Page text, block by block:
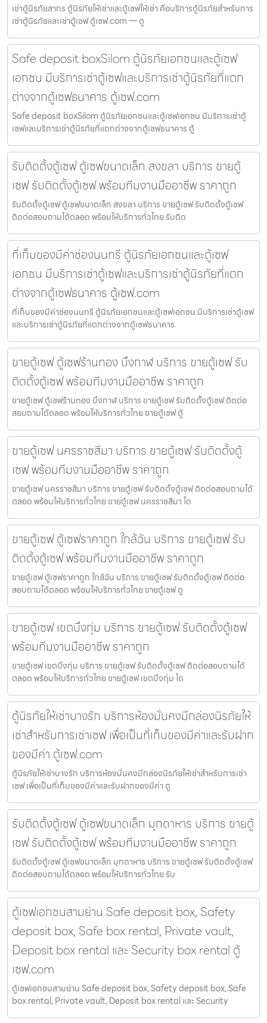
เช่าตู้นิรภัยสาทร ตู้นิรภัยให้เช่าและตู้เซฟให้เช่า คือบริการตู้นิรภัยสำหรับการ
เช่าตู้นิรภัยและเช่าตู้เซฟ ตู้เซฟ.com — ตู
Safe deposit boxSilom ตู้นิรภัยเอกชนและตู้เซฟ
เอกชน มีบริการเช่าตู้เซฟและบริการเช่าตู้นิรภัยที่แตก
ต่างจากตู้เซฟธนาคาร ตู้เซฟ.com
Safe deposit boxSilom ตู้นิรภัยเอกชนและตู้เซฟเอกชน มีบริการเช่าตู้
เซฟและบริการเช่าตู้นิรภัยที่แตกต่างจากตู้เซฟธนาคาร ตู้
รับติดตั้งตู้เซฟ ตู้เซฟขนาดเล็ก สงขลา บริการ ขายตู้
เซฟ รับติดตั้งตู้เซฟ พร้อมทีมงานมืออาชีพ ราคาถูก
รับติดตั้งตู้เซฟ ตู้เซฟขนาดเล็ก สงขลา บริการ ขายตู้เซฟ รับติดตั้งตู้เซฟ
ติดต่อสอบถามได้ตลอด พร้อมให้บริการทั่วไทย รับติด
ที่เก็บของมีค่าช่องนนทรี ตู้นิรภัยเอกชนและตู้เซฟ
เอกชน มีบริการเช่าตู้เซฟและบริการเช่าตู้นิรภัยที่แตก
ต่างจากตู้เซฟธนาคาร ตู้เซฟ.com
ที่เก็บของมีค่าช่องนนทรี ตู้นิรภัยเอกชนและตู้เซฟเอกชน มีบริการเช่าตู้เซฟ
และบริการเช่าตู้นิรภัยที่แตกต่างจากตู้เซฟธนาคาร
ขายตู้เซฟ ตู้เซฟร้านทอง บึงกาฬ บริการ ขายตู้เซฟ รับ
ติดตั้งตู้เซฟ พร้อมทีมงานมืออาชีพ ราคาถูก
ขายตู้เซฟ ตู้เซฟร้านทอง บึงกาฬ บริการ ขายตู้เซฟ รับติดตั้งตู้เซฟ ติดต่อ
สอบถามได้ตลอด พร้อมให้บริการทั่วไทย ขายตู้เซฟ ตู้
ขายตู้เซฟ นครราชสีมา บริการ ขายตู้เซฟ รับติดตั้งตู้
เซฟ พร้อมทีมงานมืออาชีพ ราคาถูก
ขายตู้เซฟ นครราชสีมา บริการ ขายตู้เซฟ รับติดตั้งตู้เซฟ ติดต่อสอบถามได้
ตลอด พร้อมให้บริการทั่วไทย ขายตู้เซฟ นครราชสีมา โด
ขายตู้เซฟ ตู้เซฟราคาถูก ใกล้ฉัน บริการ ขายตู้เซฟ รับ
ติดตั้งตู้เซฟ พร้อมทีมงานมืออาชีพ ราคาถูก
ขายตู้เซฟ ตู้เซฟราคาถูก ใกล้ฉัน บริการ ขายตู้เซฟ รับติดตั้งตู้เซฟ ติดต่อ
สอบถามได้ตลอด พร้อมให้บริการทั่วไทย ขายตู้เซฟ ตู
ขายตู้เซฟ เขตบึงกุ่ม บริการ ขายตู้เซฟ รับติดตั้งตู้เซฟ
พร้อมทีมงานมืออาชีพ ราคาถูก
ขายตู้เซฟ เขตบึงกุ่ม บริการ ขายตู้เซฟ รับติดตั้งตู้เซฟ ติดต่อสอบถามได้
ตลอด พร้อมให้บริการทั่วไทย ขายตู้เซฟ เขตบึงกุ่ม โด
ตู้นิรภัยให้เช่าบางรัก บริการห้องมั่นคงมีกล่องนิรภัยให้
เช่าสำหรับการเช่าเซฟ เพื่อเป็นที่เก็บของมีค่าและรับฝาก
ของมีค่า ตู้เซฟ.com
ตู้นิรภัยให้เช่าบางรัก บริการห้องมั่นคงมีกล่องนิรภัยให้เช่าสำหรับการเช่า
เซฟ เพื่อเป็นที่เก็บของมีค่าและรับฝากของมีค่า ตู
รับติดตั้งตู้เซฟ ตู้เซฟขนาดเล็ก มุกดาหาร บริการ ขายตู้
เซฟ รับติดตั้งตู้เซฟ พร้อมทีมงานมืออาชีพ ราคาถูก
รับติดตั้งตู้เซฟ ตู้เซฟขนาดเล็ก มุกดาหาร บริการ ขายตู้เซฟ รับติดตั้งตู้เซฟ
ติดต่อสอบถามได้ตลอด พร้อมให้บริการทั่วไทย รับ
ตู้เซฟเอกชนสามย่าน Safe deposit box, Safety
deposit box, Safe box rental, Private vault,
Deposit box rental และ Security box rental ตู้
เซฟ.com
ตู้เซฟเอกชนสามย่าน Safe deposit box, Safety deposit box, Safe
box rental, Private vault, Deposit box rental และ Security